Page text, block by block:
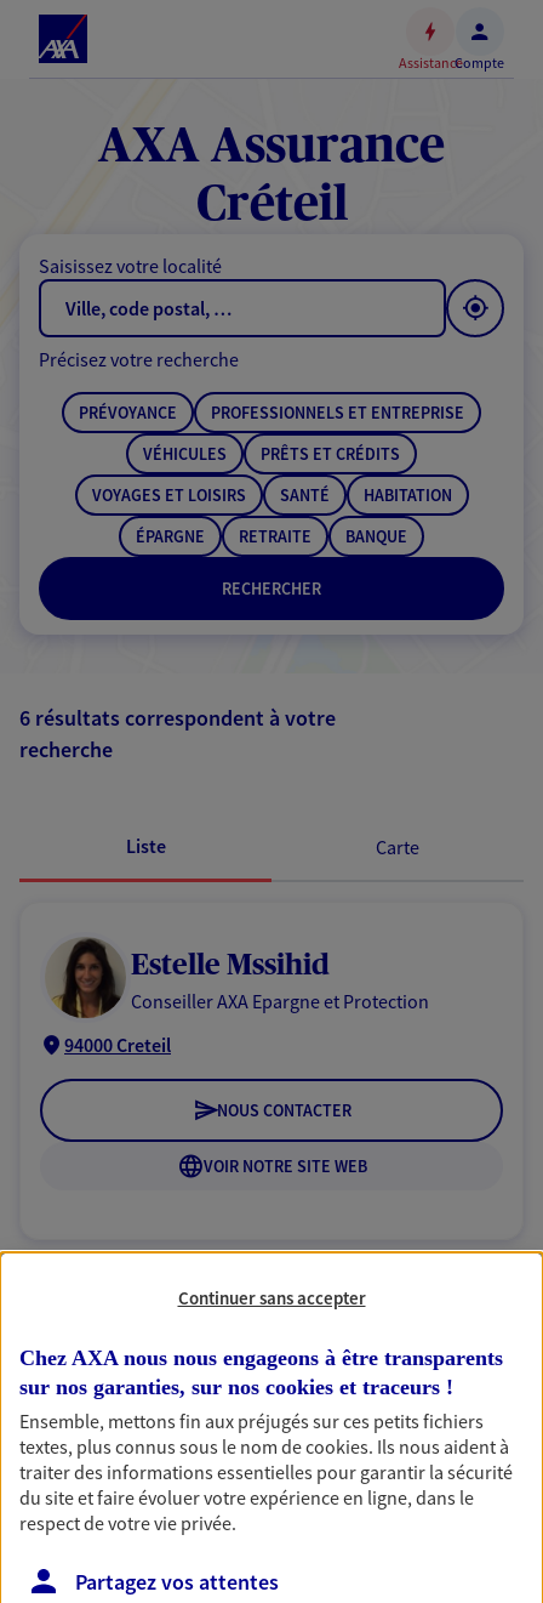
Accéder
contenu
principal
Accéder
au
de
AssistanceCompte
AXA Assurance
Créteil
Saisissez votre localité
RECHERCHER
Précisez votre recherche
PRÉVOYANCE
PROFESSIONNELS ET ENTREPRISE
VÉHICULES
PRÊTS ET CRÉDITS
VOYAGES ET LOISIRS
SANTÉ
HABITATION
ÉPARGNE
RETRAITE BANQUE
6 résultats correspondent à votre
recherche
Liste Carte
Estelle Mssihid
Conseiller AXA Epargne et Protection
94000 Creteil
NOUS CONTACTER
VOIR NOTRE SITE WEB
Simone Benamara
Mandataire d'Assurance AXA Epargne et
Protection
94000 Creteil
06 16 12 77 79
NOUS CONTACTER
VOIR NOTRE SITE WEB
Continuer sans accepter
Chez AXA nous nous engageons à être transparents
sur nos garanties, sur nos cookies et traceurs !
Ensemble, mettons fin aux préjugés sur ces petits fichiers
textes, plus connus sous le nom decookies. Ils nous aident à
traiter des informations essentielles pour garantir la sécurité
du site et faire évoluer votre expérience en ligne, dans le
respect de votre vie privée.
Partagez vos attentes